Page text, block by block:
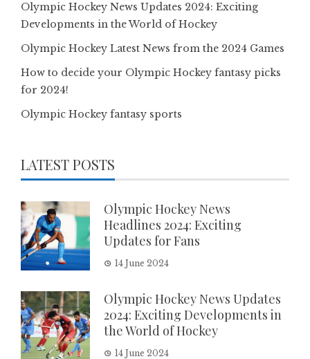
Olympic Hockey News Updates 2024: Exciting
Developments in the World of Hockey
Olympic Hockey Latest News from the 2024 Games
How to decide your Olympic Hockey fantasy picks
for 2024!
Olympic Hockey fantasy sports
LATEST POSTS
Olympic Hockey News
Headlines 2024: Exciting
Updates for Fans
14 June 2024
Olympic Hockey News Updates
2024: Exciting Developments in
the World of Hockey
14 June 2024